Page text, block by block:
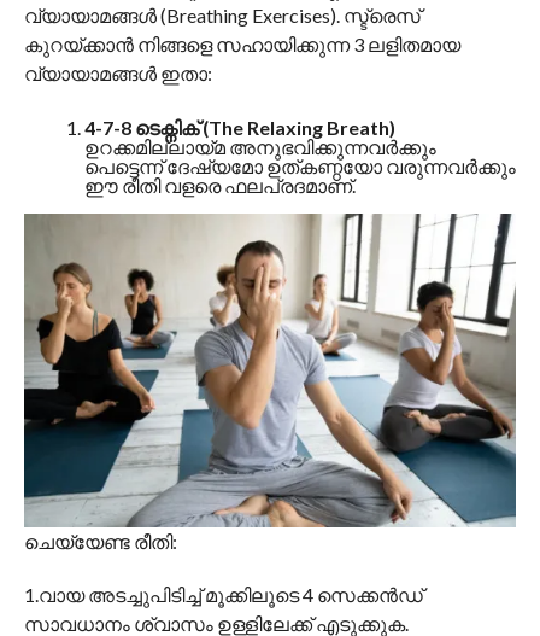
വ്യായാമങ്ങൾ (Breathing Exercises). സ്ട്രെസ്
കുറയ്ക്കാൻ നിങ്ങളെ സഹായിക്കുന്ന 3 ലളിതമായ
വ്യായാമങ്ങൾ ഇതാ:
4-7-8 ടെക്നിക് (The Relaxing Breath)
ഉറക്കമില്ലായ്മ അനുഭവിക്കുന്നവർക്കും
പെട്ടെന്ന് ദേഷ്യമോ ഉത്കണ്ഠയോ വരുന്നവർക്കും
ഈ രീതി വളരെ ഫലപ്രദമാണ്.
ചെയ്യേണ്ട രീതി:
1.വായ അടച്ചുപിടിച്ച് മൂക്കിലൂടെ 4 സെക്കൻഡ്
സാവധാനം ശ്വാസം ഉള്ളിലേക്ക് എടുക്കുക.